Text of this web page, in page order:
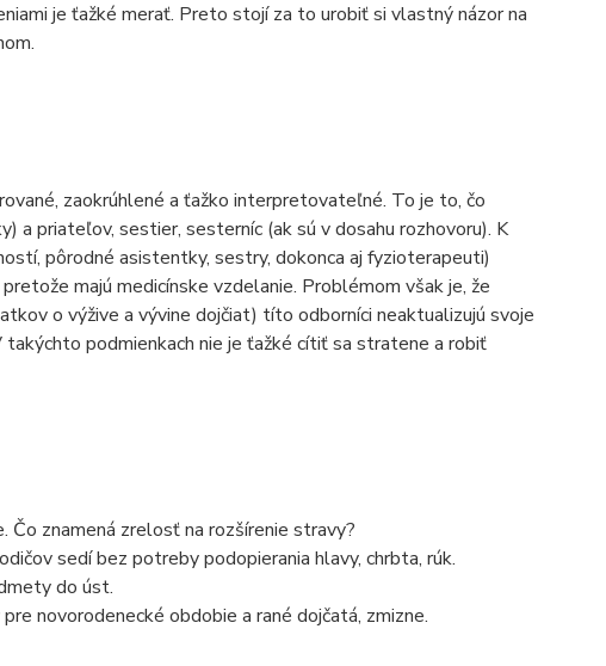
je ťažké merať. Preto stojí za to urobiť si vlastný názor na
zaokrúhlené a ťažko interpretovateľné. To je to, čo
a priateľov, sestier, sesterníc (ak sú v dosahu rozhovoru). K
pôrodné asistentky, sestry, dokonca aj fyzioterapeuti)
majú medicínske vzdelanie. Problémom však je, že
o výžive a vývine dojčiat) títo odborníci neaktualizujú svoje
podmienkach nie je ťažké cítiť sa stratene a robiť
Čo znamená zrelosť na rozšírenie stravy?
sedí bez potreby podopierania hlavy, chrbta, rúk.
do úst.
novorodenecké obdobie a rané dojčatá, zmizne.